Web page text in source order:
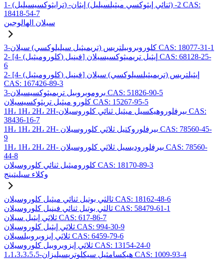
1- (ترايثوكسيسيليل) -2- (ثنائي إيثوكسي ميثيلسيليل) إيثان CAS:
18418-54-7
سيلان الهالوجين
3-كلوروبروبيلتريس (تريميثيل سيليلوكسي) سيلان CAS: 18077-31-1
2- [4- (كلوروميثيل) فينيل] إيثيل تريميثوكسيسيلان CAS: 68128-25-
6
2- [4- (كلوروميثيل) فينيل] إيثيلتريس (تريميثيلسيلوكسي) سيلان
CAS: 167426-89-3
3-بروموبروبيل تريميثوكسيسيلان CAS: 51826-90-5
كلورو ميثيل تريثوكسيسيلان CAS: 15267-95-5
1H، 1H، 2H، 2H-بيرفلوروهيكسيل ميثيل ثنائي كلوروسيلان CAS:
38436-16-7
1H، 1H، 2H، 2H- بيرفلوروكتيل ثلاثي كلوروسيلان CAS: 78560-45-
9
1H، 1H، 2H، 2H- بيرفلوروديسيل ثلاثي كلوروسيلان CAS: 78560-
44-8
كلوروميثيل ثنائي كلوروسيلان CAS: 18170-89-3
وكلاء سيليتينج
ثالثي بوتيل ثنائي ميثيل كلوروسيلان CAS: 18162-48-6
ثالثي بوتيل ثنائي فينيل كلوروسيلان CAS: 58479-61-1
ثلاثي إيثيل سيلان CAS: 617-86-7
ثلاثي إيثيل كلوروسيلان CAS: 994-30-9
ثلاثي إيزوبروبيلسيلان CAS: 6459-79-6
ثلاثي إيزوبروبيل كلوروسيلان CAS: 13154-24-0
1،1،3،3،5،5-هيكسامثيل سيكلوتريسيليزان CAS: 1009-93-4